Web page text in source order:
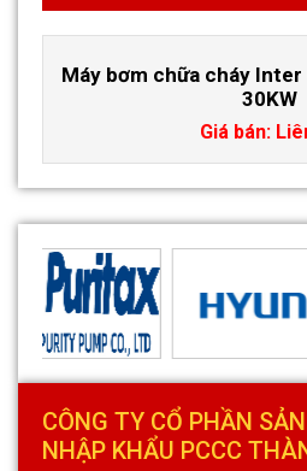
Máy bơm chữa cháy
30KW
Giá bán:
CÔNG TY CỔ PHẦN
NHẬP KHẨU PCCC